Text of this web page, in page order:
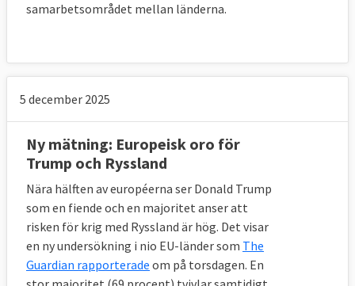
samarbetsområdet mellan länderna.
5 december 2025
Ny mätning: Europeisk oro för
Trump och Ryssland
Nära hälften av européerna ser Donald Trump
som en fiende och en majoritet anser att
risken för krig med Ryssland är hög. Det visar
en ny undersökning i nio EU-länder som The
Guardian rapporterade om på torsdagen. En